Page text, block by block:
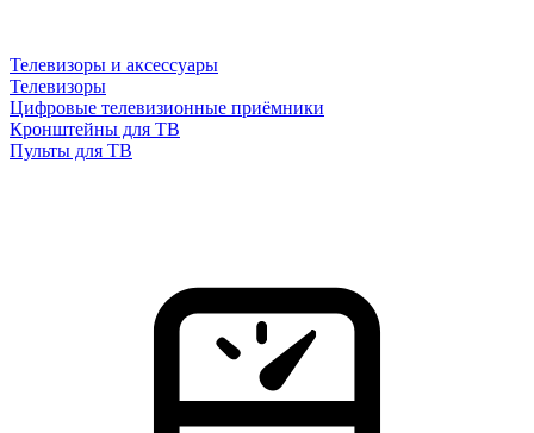
Телевизоры и аксессуары
Телевизоры
Цифровые телевизионные приёмники
Кронштейны для ТВ
Пульты для ТВ